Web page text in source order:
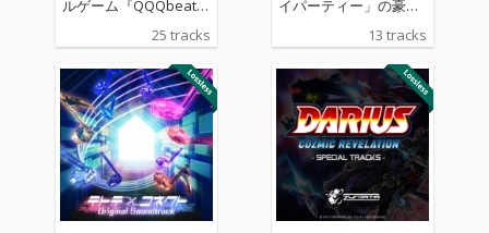
ルゲーム『QQQbeat
s!!!』のサウンドトラッ
ク。タイトーサウンド
チームZUNTATAやIOSY
Sによるゲーム中BGM
のほか、REDALiCE、S
nail's Houseによる書
き下ろしオリジナル曲
も収録。
25 tracks
イパーティー」の豪華
サウンドトラックがリ
リース！owl＊tree、
かめりあ、TAGといっ
た人気コンポーザーに
よる人気楽曲や、高難
易度楽曲として話題を
呼んだ“vs MASAKI”シ
リーズを含む全13曲を
完全収録し、バラエテ
ィ豊かなラインナップ
13 tracks